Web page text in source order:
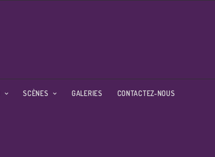
SCÈNES GALERIES CONTACTEZ-NOUS